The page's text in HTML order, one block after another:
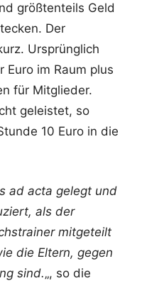
größtenteils Geld
Der
Ursprünglich
Euro im Raum plus
für Mitglieder.
geleistet, so
10 Euro in die
ad acta gelegt und
als der
mitgeteilt
die Eltern, gegen
sind.„, so die